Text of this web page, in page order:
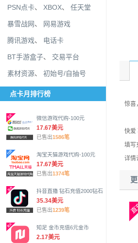
PSN点卡、 XBOX、 任天堂
暴雪战网、 网易游戏
腾讯游戏、 电话卡
BT手游盒子、 交易平台
素材资源、 初始号/自抽号
点卡月排行榜
微信游戏代购-100元
17.67美元
已售出1586笔
淘宝天猫游戏代购-100元
17.67美元
已售出1374笔
抖音直播 钻石充值2000钻石
35.34美元
已售出1239笔
知足 金币充值6元金币
2.17美元
惊喜
快爱
填写
详情